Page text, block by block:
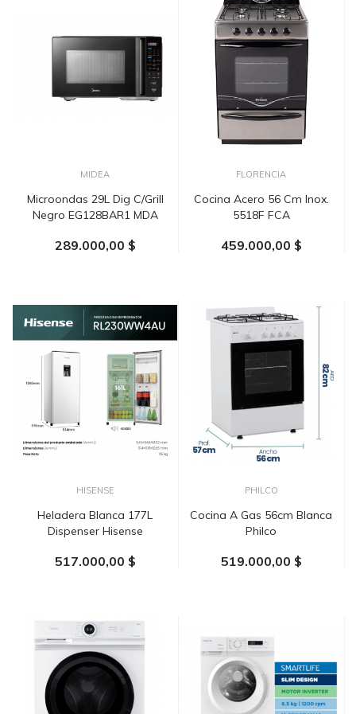
MIDEA
Microondas 29L Dig C/grill
Negro EG128BAR1 MDA
289.000,00 $
FLORENCIA
Cocina Acero 56 Cm Inox.
5518F FCA
459.000,00 $
HISENSE
Heladera Blanca 177L
Dispenser Hisense
517.000,00 $
PHILCO
Cocina A Gas 56cm Blanca
Philco
519.000,00 $